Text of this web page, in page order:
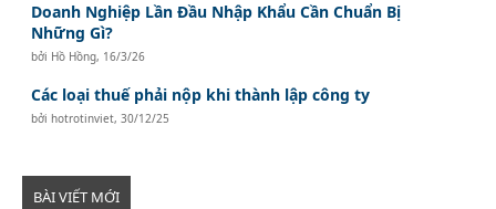
Doanh Nghiệp Lần Đầu Nhập Khẩu Cần Chuẩn Bị
Những Gì?
bởi Hồ Hồng, 16/3/26
Các loại thuế phải nộp khi thành lập công ty
bởihotrotinviet,30/12/25
BÀI VIẾT MỚI